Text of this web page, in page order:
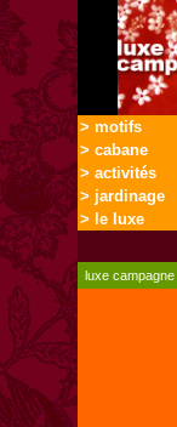
> motifs
> cabane
> activités
> jardinage
> le luxe
luxe campagne